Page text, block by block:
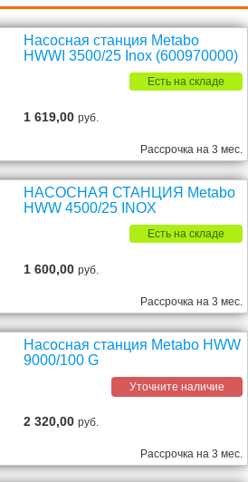
Насосная станция Metabo
HWWI 3500/25 Inox (600970000)
Есть на складе
1 619,00руб.
Рассрочка на 3 мес.
НАСОСНАЯ СТАНЦИЯ Metabo
HWW 4500/25 INOX
Есть на складе
1 600,00руб.
Рассрочка на 3 мес.
Насосная станция Metabo HWW
9000/100 G
Уточните наличие
2 320,00руб.
Рассрочка на 3 мес.